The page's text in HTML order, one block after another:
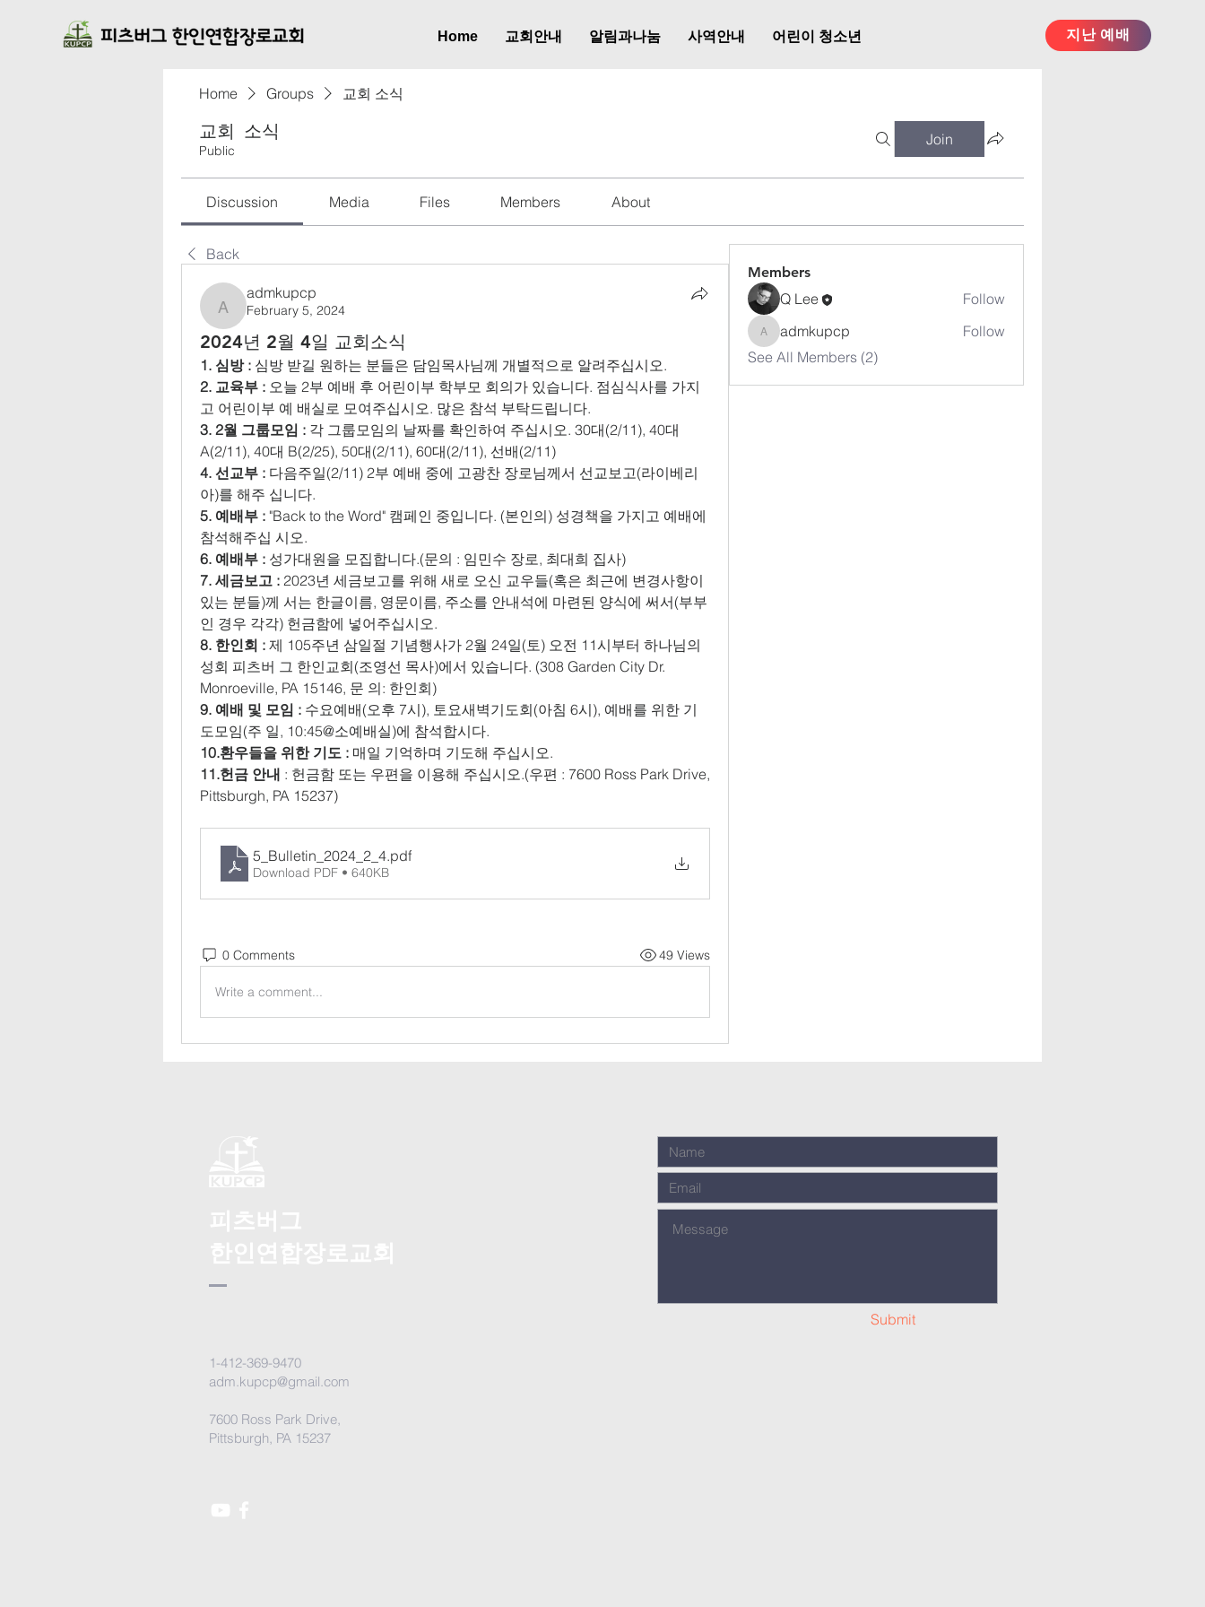
지난 예배
Home 교회안내 알림과나눔 사역안내 어린이 청소년
Home Groups 교회 소식
교회 소식
Public
Join
Discussion Media Files Members About
Back
admkupcp
admkupcp
February 5, 2024
2024년 2월 4일 교회소식
1. 심방 : 심방 받길 원하는 분들은 담임목사님께 개별적으로 알려주십시오.
2. 교육부 : 오늘 2부 예배 후 어린이부 학부모 회의가 있습니다. 점심식사를 가지
고 어린이부 예 배실로 모여주십시오. 많은 참석 부탁드립니다.
3. 2월 그룹모임 : 각 그룹모임의 날짜를 확인하여 주십시오. 30대(2/11), 40대
A(2/11), 40대 B(2/25), 50대(2/11), 60대(2/11), 선배(2/11)
4. 선교부 : 다음주일(2/11) 2부 예배 중에 고광찬 장로님께서 선교보고(라이베리
아)를 해주 십니다.
5. 예배부 : "Back to the Word" 캠페인 중입니다. (본인의) 성경책을 가지고 예배에
참석해주십 시오.
6. 예배부 : 성가대원을 모집합니다.(문의 : 임민수 장로, 최대희 집사)
7. 세금보고 : 2023년 세금보고를 위해 새로 오신 교우들(혹은 최근에 변경사항이
있는 분들)께 서는 한글이름, 영문이름, 주소를 안내석에 마련된 양식에 써서(부부
인 경우 각각) 헌금함에 넣어주십시오.
8. 한인회 : 제 105주년 삼일절 기념행사가 2월 24일(토) 오전 11시부터 하나님의
성회 피츠버 그 한인교회(조영선 목사)에서 있습니다. (308 Garden City Dr.
Monroeville, PA 15146, 문 의: 한인회)
9. 예배 및 모임 : 수요예배(오후 7시), 토요새벽기도회(아침 6시), 예배를 위한 기
도모임(주 일, 10:45@소예배실)에 참석합시다.
10.환우들을 위한 기도 : 매일 기억하며 기도해 주십시오.
11.헌금 안내 : 헌금함 또는 우편을 이용해 주십시오.(우편 : 7600 Ross Park Drive,
Pittsburgh, PA 15237)
5_Bulletin_2024_2_4.pdf
Download PDF • 640KB
0 Comments 49 Views
Write a comment...
Members
Q Lee Follow
admkupcp
admkupcp
Follow
See All Members (2)
1-412-369-9470
adm.kupcp@gmail.com
7600 Ross Park Drive,
Pittsburgh, PA 15237
Submit